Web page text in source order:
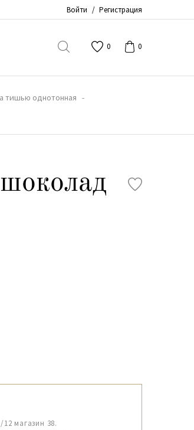
Войти / Регистрация
0 0
тишью однотонная
магазин 38.